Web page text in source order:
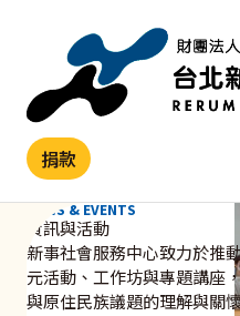
捐款
NEWS & EVENTS
資訊與活動
新事社會服務中心致力於推
元活動、工作坊與專題講座
與原住民族議題的理解與關